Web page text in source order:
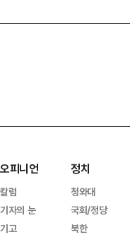
오피니언
칼럼
기자의 눈
기고
정치
청와대
국회/정당
북한